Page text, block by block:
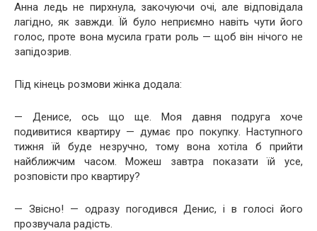
Анна ледь не пирхнула, закочуючи очі, але відповідала
лагідно, як завжди. Їй було неприємно навіть чути його
голос, проте вона мусила грати роль — щоб він нічого не
запідозрив.
Під кінець розмови жінка додала:
— Денисе, ось що ще. Моя давня подруга хоче
подивитися квартиру — думає про покупку. Наступного
тижня їй буде незручно, тому вона хотіла б прийти
найближчим часом. Можеш завтра показати їй усе,
розповісти про квартиру?
— Звісно! — одразу погодився Денис, і в голосі його
прозвучала радість.